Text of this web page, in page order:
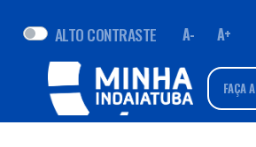
ALTO CONTRASTE A- A+